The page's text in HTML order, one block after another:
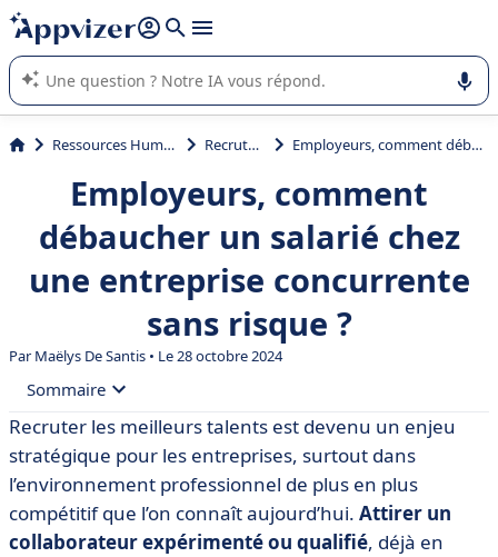
répondre (plusieurs lignes avec
L'IA de Appvizer vous guide dans l'utilisation ou la sélection de
logiciel SaaS en entreprise.
Ressources Humaines (RH) Recrutement Employeurs, comment débaucher un salarié chez une entreprise concurrente sans risque ?
Employeurs, comment
débaucher un salarié chez
une entreprise concurrente
sans risque ?
ParMaëlys De Santis • Le 28 octobre 2024
Sommaire
• Qu’entend-on par “débaucher” au travail ?
• Le débauchage est-il interdit ? Réglementation et
bonnes pratiques
• Comment débaucher un salarié sans risque ?
Recruter les meilleurs talents est devenu un enjeu
stratégique pour les entreprises, surtout dans
l’environnement professionnel de plus en plus
compétitif que l’on connaît aujourd’hui. Attirer un
collaborateur expérimenté ou qualifié, déjà en